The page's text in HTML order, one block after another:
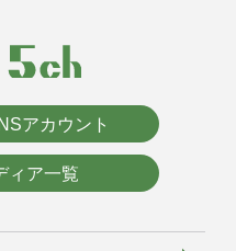
アカウント
ィア一覧